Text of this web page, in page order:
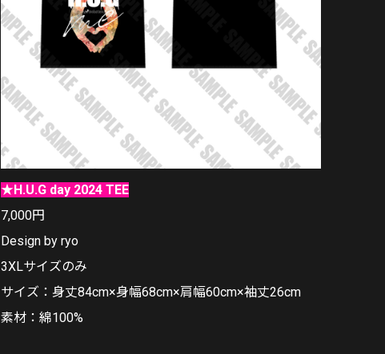
★H.U.G day 2024 TEE
7,000円
Design by ryo
3XLサイズのみ
サイズ：身丈84cm×身幅68cm×肩幅60cm×袖丈26cm
素材：綿100%